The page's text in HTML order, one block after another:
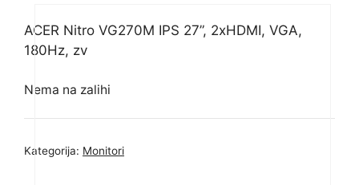
ACER Nitro VG270M IPS 27”, 2xHDMI, VGA,
180Hz, zv
Nema na zalihi
Kategorija: Monitori